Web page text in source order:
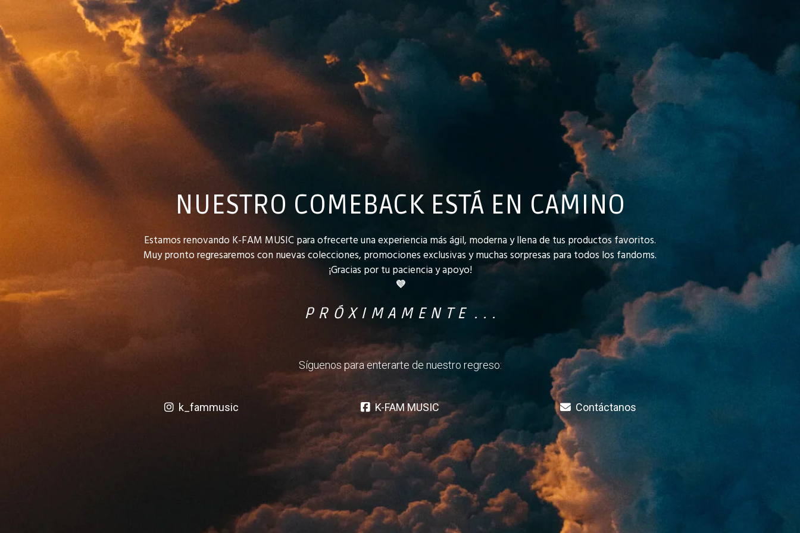
NUESTRO COMEBACK ESTÁ EN CAMINO
Estamos renovando K-FAM MUSIC para ofrecerte una experiencia más ágil, moderna y llena de tus productos favoritos.
Muy pronto regresaremos con nuevas colecciones, promociones exclusivas y muchas sorpresas para todos los fandoms.
¡Gracias por tu paciencia y apoyo!
💜
P R Ó X I M A M E N T E . . .
Síguenos para enterarte de nuestro regreso:
k_fammusic K-FAM MUSIC Contáctanos